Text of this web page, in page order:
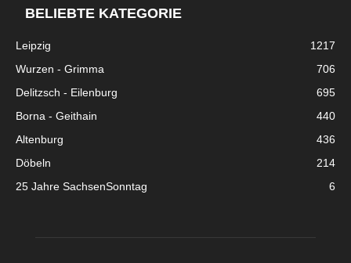
BELIEBTE KATEGORIE
Leipzig
1217
Wurzen - Grimma
706
Delitzsch - Eilenburg
695
Borna - Geithain
440
Altenburg
436
Döbeln
214
25 Jahre SachsenSonntag
6